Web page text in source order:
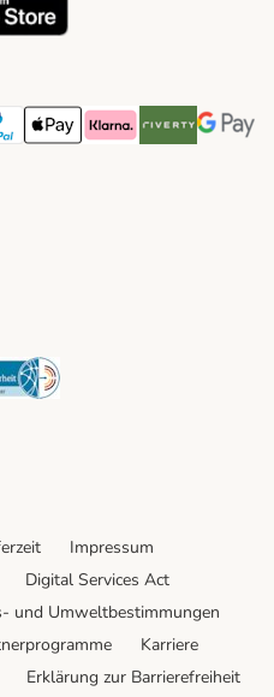
Method
Method
Payment Method
Apple Pay Payment Method
Klarna Payment Method
Riverty Payment
Google
Security
Impressum
Digital Services Act
und Umweltbestimmungen
Karriere
Erklärung zur Barrierefreiheit